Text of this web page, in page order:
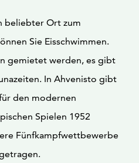
beliebter Ort zum
Sie Eisschwimmen.
gemietet werden, es gibt
In Ahvenisto gibt
den modernen
Spielen 1952
Fünfkampfwettbewerbe